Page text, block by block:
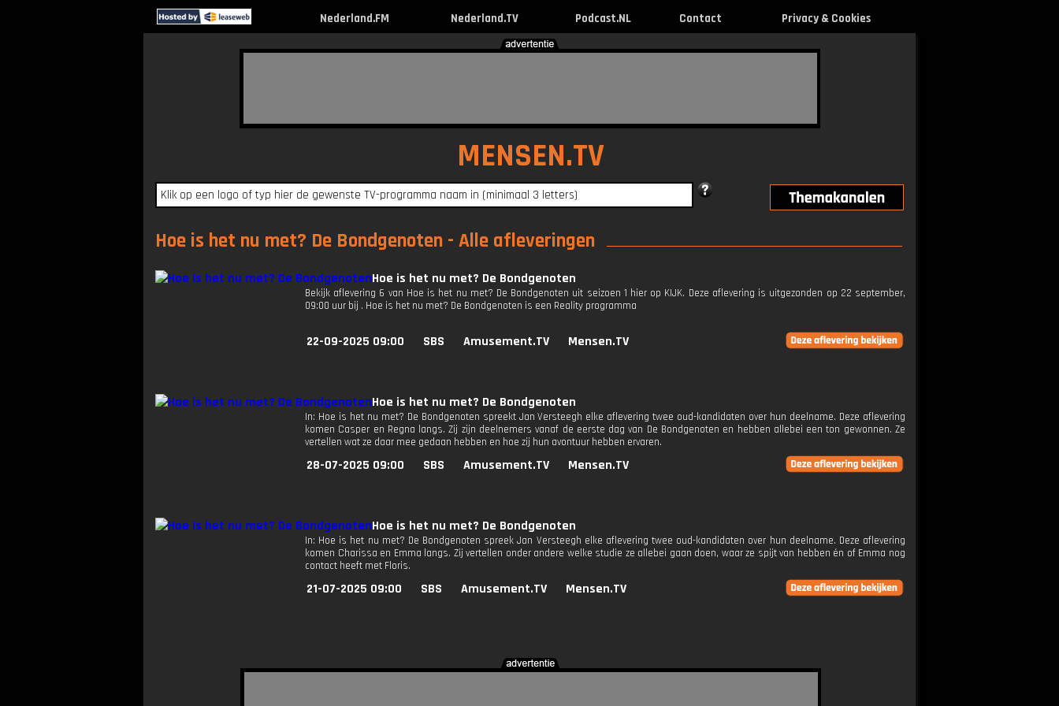
Nederland.FM Nederland.TV Podcast.NL Contact Privacy & Cookies
MENSEN.TV
Hoe is het nu met? De Bondgenoten - Alle afleveringen
Hoe is het nu met? De Bondgenoten
Bekijk aflevering 6 van Hoe is het nu met? De Bondgenoten uit seizoen 1 hier op KIJK. Deze aflevering is uitgezonden op 22 september,
09:00 uur bij . Hoe is het nu met? De Bondgenoten is een Reality programma
22-09-2025 09:00 SBS Amusement.TV Mensen.TV
Hoe is het nu met? De Bondgenoten
In: Hoe is het nu met? De Bondgenoten spreekt Jan Versteegh elke aflevering twee oud-kandidaten over hun deelname. Deze aflevering
komen Casper en Regna langs. Zij zijn deelnemers vanaf de eerste dag van De Bondgenoten en hebben allebei een ton gewonnen. Ze
vertellen wat ze daar mee gedaan hebben en hoe zij hun avontuur hebben ervaren.
28-07-2025 09:00 SBS Amusement.TV Mensen.TV
Hoe is het nu met? De Bondgenoten
In: Hoe is het nu met? De Bondgenoten spreek Jan Versteegh elke aflevering twee oud-kandidaten over hun deelname. Deze aflevering
komen Charissa en Emma langs. Zij vertellen onder andere welke studie ze allebei gaan doen, waar ze spijt van hebben én of Emma nog
contact heeft met Floris.
21-07-2025 09:00 SBS Amusement.TV Mensen.TV